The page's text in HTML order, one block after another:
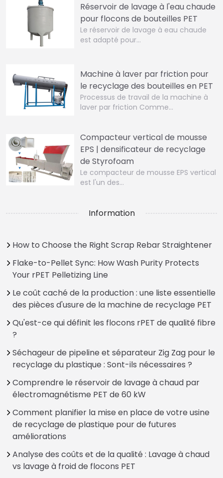
Réservoir de lavage à l'eau chaude
pour flocons de bouteilles PET
Le réservoir de lavage à eau chaude
est adapté pour…
Machine à laver par friction pour
le recyclage des bouteilles en PET
Processus de travail de la machine à
laver par friction Comme…
Compacteur vertical de mousse
EPS | densificateur de recyclage
de Styrofoam
Le compacteur de mousse EPS vertical
est l'un des…
Information
How to Choose the Right Scrap Rebar Straightener
Flake-to-Pellet Sync: How Wash Purity Protects
Your rPET Pelletizing Line
Le coût caché de la production : une liste essentielle
des pièces d'usure de la machine de recyclage PET
Qu'est-ce qui définit les flocons rPET de qualité fibre
?
Séchageur de pipeline et séparateur Zig Zag pour le
recyclage du plastique : Sont-ils nécessaires ?
Comprendre le réservoir de lavage à chaud par
électromagnétisme PET de 60 kW
Comment planifier la mise en place de votre usine
de recyclage de plastique pour de futures
améliorations
Analyse des coûts et de la qualité : Lavage à chaud
vs lavage à froid de flocons PET